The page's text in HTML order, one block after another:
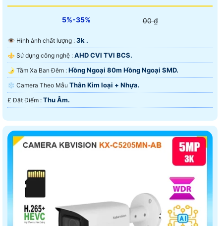
5%-35% 00 ₫
👁 Hình ảnh chất lượng : 3k .
⚜️ Sử dụng công nghệ : AHD CVI TVI BCS.
🌛 Tầm Xa Ban Đêm : Hồng Ngoại 80m Hồng Ngoại SMD.
❄ Camera Theo Mẫu Thân Kim loại + Nhựa.
️₤ Đặt Điểm : Thu Âm.